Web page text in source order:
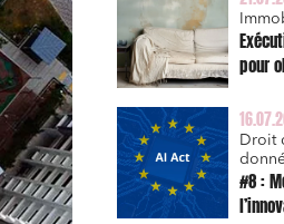
pour
Droit
#8 :